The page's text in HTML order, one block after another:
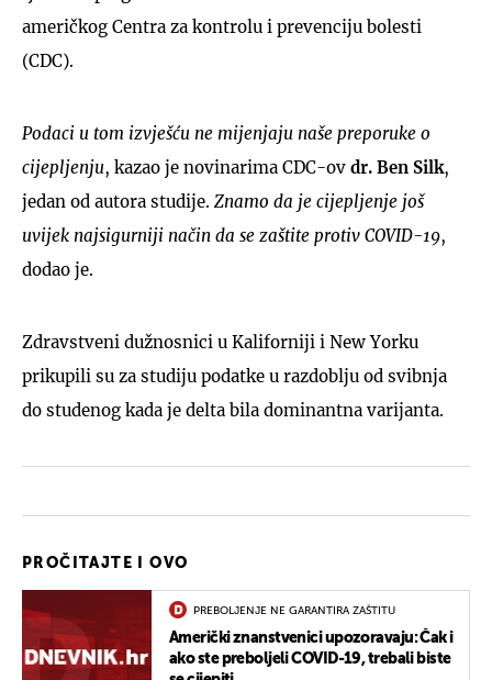
američkog Centra za kontrolu i prevenciju bolesti
(CDC).
Podaci u tom izvješću ne mijenjaju naše preporuke o
cijepljenju, kazao je novinarima CDC-ov dr. Ben Silk,
jedan od autora studije. Znamo da je cijepljenje još
uvijek najsigurniji način da se zaštite protiv COVID-19,
dodao je.
Zdravstveni dužnosnici u Kaliforniji i New Yorku
prikupili su za studiju podatke u razdoblju od svibnja
do studenog kada je delta bila dominantna varijanta.
PROČITAJTE I OVO
PREBOLJENJE NE GARANTIRA ZAŠTITU
Američki znanstvenici upozoravaju: Čak i
ako ste preboljeli COVID-19, trebali biste